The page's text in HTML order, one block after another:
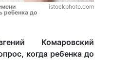
ребенка до
istockphoto.com
Комаровский
когда ребенка до